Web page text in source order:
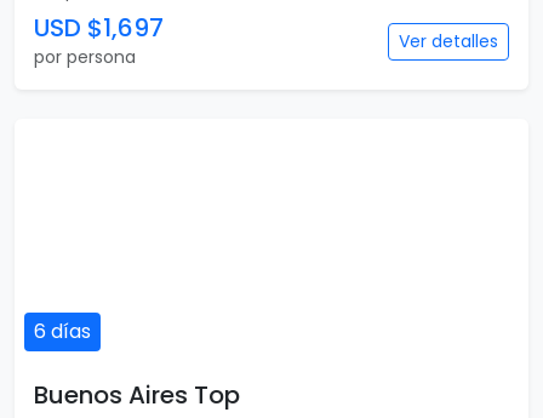
USD $1,697
por persona
Ver detalles
6 días
Buenos Aires Top